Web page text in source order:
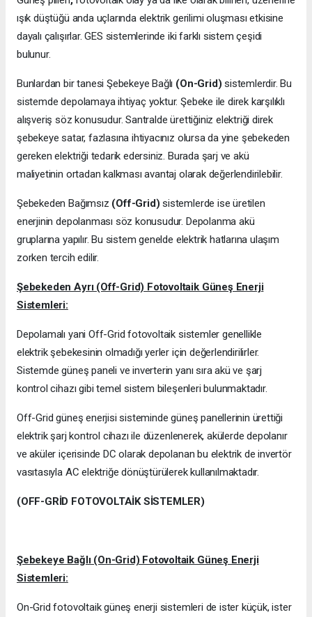
ışık düştüğü anda uçlarında elektrik gerilimi oluşması etkisine
dayalı çalışırlar. GES sistemlerinde iki farklı sistem çeşidi
bulunur.
Bunlardan bir tanesi Şebekeye Bağlı (On-Grid) sistemlerdir. Bu
sistemde depolamaya ihtiyaç yoktur. Şebeke ile direk karşılıklı
alışveriş söz konusudur. Santralde ürettiğiniz elektriği direk
şebekeye satar, fazlasına ihtiyacınız olursa da yine şebekeden
gereken elektriği tedarik edersiniz. Burada şarj ve akü
maliyetinin ortadan kalkması avantaj olarak değerlendirilebilir.
Şebekeden Bağımsız (Off-Grid) sistemlerde ise üretilen
enerjinin depolanması söz konusudur. Depolanma akü
gruplarına yapılır. Bu sistem genelde elektrik hatlarına ulaşım
zorken tercih edilir.
Şebekeden Ayrı (Off-Grid) Fotovoltaik Güneş Enerji
Sistemleri:
Depolamalı yani Off-Grid fotovoltaik sistemler genellikle
elektrik şebekesinin olmadığı yerler için değerlendirilirler.
Sistemde güneş paneli ve inverterin yanı sıra akü ve şarj
kontrol cihazı gibi temel sistem bileşenleri bulunmaktadır.
Off-Grid güneş enerjisi sisteminde güneş panellerinin ürettiği
elektrik şarj kontrol cihazı ile düzenlenerek, akülerde depolanır
ve aküler içerisinde DC olarak depolanan bu elektrik de invertör
vasıtasıyla AC elektriğe dönüştürülerek kullanılmaktadır.
(OFF-GRİD FOTOVOLTAİK SİSTEMLER)
Şebekeye Bağlı (On-Grid) Fotovoltaik Güneş Enerji
Sistemleri:
On-Grid fotovoltaik güneş enerji sistemleri de ister küçük, ister